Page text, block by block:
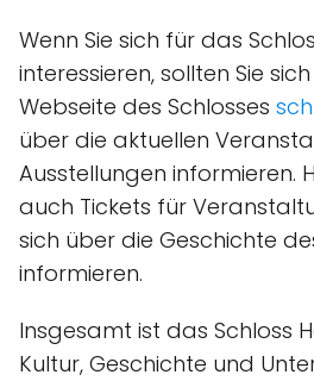
Wenn Sie sich für das
interessieren, sollten Sie
Webseite des Schlosses
über die aktuellen
Ausstellungen informieren.
auch Tickets für
sich über die Geschichte
informieren.
Insgesamt ist das Schloss
Kultur, Geschichte und